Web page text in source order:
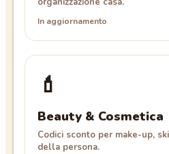
In aggiornamento
💄
Beauty & Cosmetica
Codici sconto per make-up,
della persona.